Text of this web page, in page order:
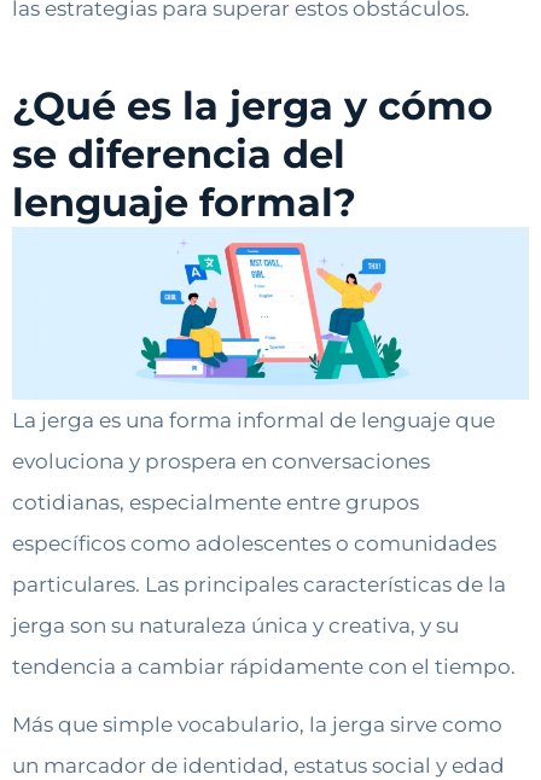
las estrategias para superar estos obstáculos.
¿Qué es la jerga y cómo
se diferencia del
lenguaje formal?
La jerga es una forma informal de lenguaje que
evoluciona y prospera en conversaciones
cotidianas, especialmente entre grupos
específicos como adolescentes o comunidades
particulares. Las principales características de la
jerga son su naturaleza única y creativa, y su
tendencia a cambiar rápidamente con el tiempo.
Más que simple vocabulario, la jerga sirve como
un marcador de identidad, estatus social y edad